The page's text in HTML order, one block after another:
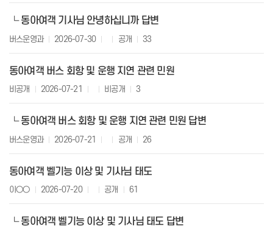
└동아여객 기사님 안녕하십니까 답변
버스운영과 2026-07-30 공개 33
동아여객 버스 회항 및 운행 지연 관련 민원
비공개 2026-07-21 비공개 3
└동아여객 버스 회항 및 운행 지연 관련 민원 답변
버스운영과 2026-07-21 공개 26
동아여객 벨기능 이상 및 기사님 태도
이○○ 2026-07-20 공개 61
└동아여객 벨기능 이상 및 기사님 태도 답변